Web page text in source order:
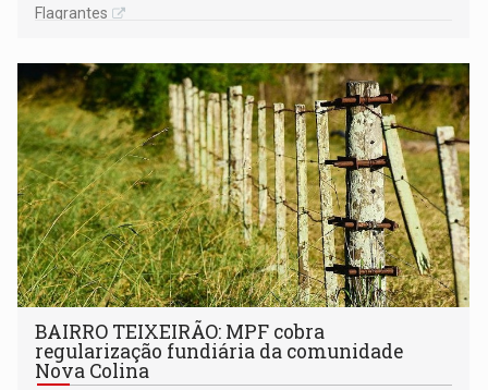
Flagrantes
BAIRRO TEIXEIRÃO: MPF cobra
regularização fundiária da comunidade
Nova Colina